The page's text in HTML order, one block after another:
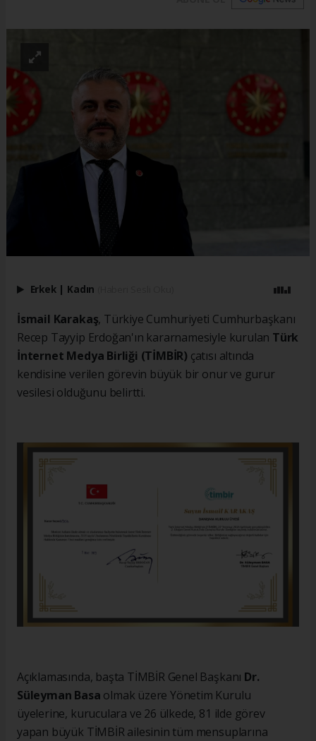
Erkek | Kadın
İsmail Karakaş, Türkiye Cumhuriyeti Cumhurbaşkanı
Recep Tayyip Erdoğan'ın kararnamesiyle kurulan Türk
İnternet Medya Birliği (TİMBİR) çatısı altında
kendisine verilen görevin büyük bir onur ve gurur
vesilesi olduğunu belirtti.
Açıklamasında, başta TİMBİR Genel Başkanı Dr.
Süleyman Basa olmak üzere Yönetim Kurulu
üyelerine, kuruculara ve 26 ülkede, 81 ilde görev
yapan büyük TİMBİR ailesinin tüm mensuplarına